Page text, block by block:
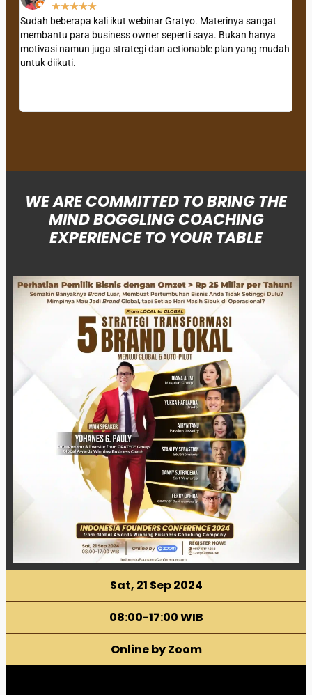
★★★★★
Sudah beberapa kali ikut webinar Gratyo. Materinya sangat
membantu para business owner seperti saya. Bukan hanya
motivasi namun juga strategi dan actionable plan yang mudah
untuk diikuti.
WE ARE COMMITTED TO BRING THE
MIND BOGGLING COACHING
EXPERIENCE TO YOUR TABLE
Sat, 21 Sep 2024
08:00-17:00 WIB
Online by Zoom